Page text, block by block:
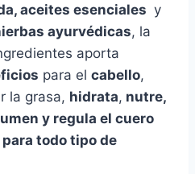
aceites esenciales y
ayurvédicas, la
aporta
para el cabello,
la grasa, hidrata, nutre,
y regula el cuero
todo tipo de